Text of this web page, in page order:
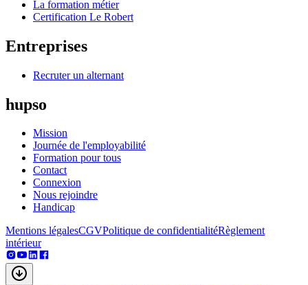
La formation métier
Certification Le Robert
Entreprises
Recruter un alternant
hupso
Mission
Journée de l'employabilité
Formation pour tous
Contact
Connexion
Nous rejoindre
Handicap
Mentions légalesCGVPolitique de confidentialitéRèglement
intérieur